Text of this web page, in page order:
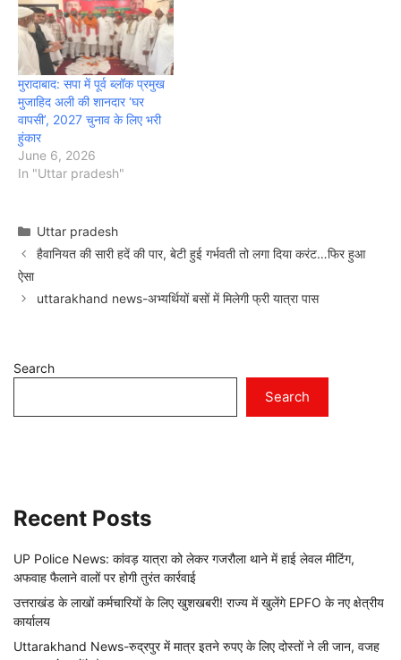
मुरादाबाद: सपा में पूर्व ब्लॉक प्रमुख
मुजाहिद अली की शानदार ‘घर
वापसी’, 2027 चुनाव के लिए भरी
हुंकार
June 6, 2026
In "Uttar pradesh"
Categories
Uttar pradesh
हैवानियत की सारी हदें की पार, बेटी हुई गर्भवती तो लगा दिया करंट…फिर हुआ
ऐसा
uttarakhand news-अभ्यर्थियों बसों में मिलेगी फ्री यात्रा पास
Search
Search
Recent Posts
UP Police News: कांवड़ यात्रा को लेकर गजरौला थाने में हाई लेवल मीटिंग,
अफवाह फैलाने वालों पर होगी तुरंत कार्रवाई
उत्तराखंड के लाखों कर्मचारियों के लिए खुशखबरी! राज्य में खुलेंगे EPFO के नए क्षेत्रीय
कार्यालय
Uttarakhand News-रुद्रपुर में मात्र इतने रुपए के लिए दोस्तों ने ली जान, वजह